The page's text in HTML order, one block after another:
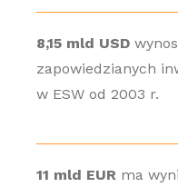
8,15 mld USD
zapowiedzianych
w ESW od 2003 r.
11 mld EURma